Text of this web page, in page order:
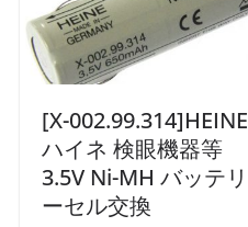
[X-002.99.314]HEINE
ハイネ 検眼機器等
3.5V Ni-MH バッテリ
ーセル交換